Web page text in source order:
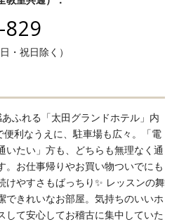
・祝日除く）
ふれる「太田グランドホテル」内
利なうえに、駐車場も広々。「電
いたい」方も、どちらも無理なく通
。お仕事帰りやお買い物ついでにも
けやすさもばっちり✨ レッスンの舞
できれいなお部屋。気持ちのいいホ
して安心してお稽古に集中していた